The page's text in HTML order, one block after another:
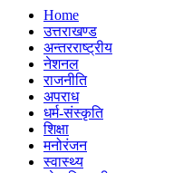
Home
उत्तराखण्ड
अन्तरराष्ट्रीय
नेशनल
राजनीति
अपराध
धर्म-संस्कृति
शिक्षा
मनोरंजन
स्वास्थ्य